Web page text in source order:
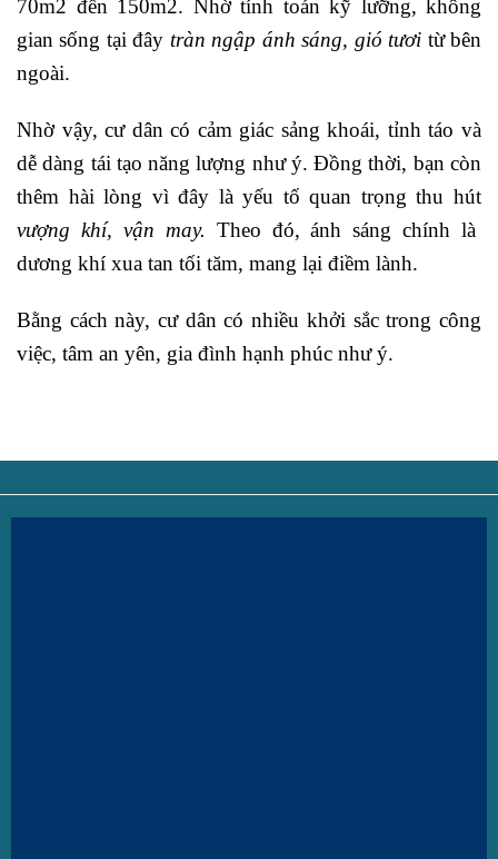
70m2 đến 150m2. Nhờ tính toán kỹ lưỡng, không
gian sống tại đây tràn ngập ánh sáng, gió tươi từ bên
ngoài.
Nhờ vậy, cư dân có cảm giác sảng khoái, tỉnh táo và
dễ dàng tái tạo năng lượng như ý. Đồng thời, bạn còn
thêm hài lòng vì đây là yếu tố quan trọng thu hút
vượng khí, vận may. Theo đó, ánh sáng chính là
dương khí xua tan tối tăm, mang lại điềm lành.
Bằng cách này, cư dân có nhiều khởi sắc trong công
việc, tâm an yên, gia đình hạnh phúc như ý.